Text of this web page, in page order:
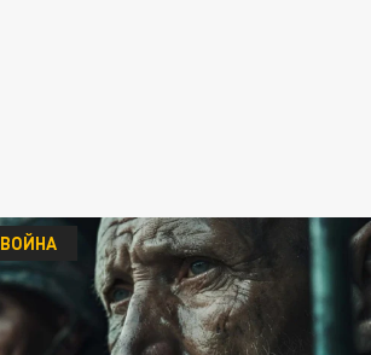
ВОЙНА